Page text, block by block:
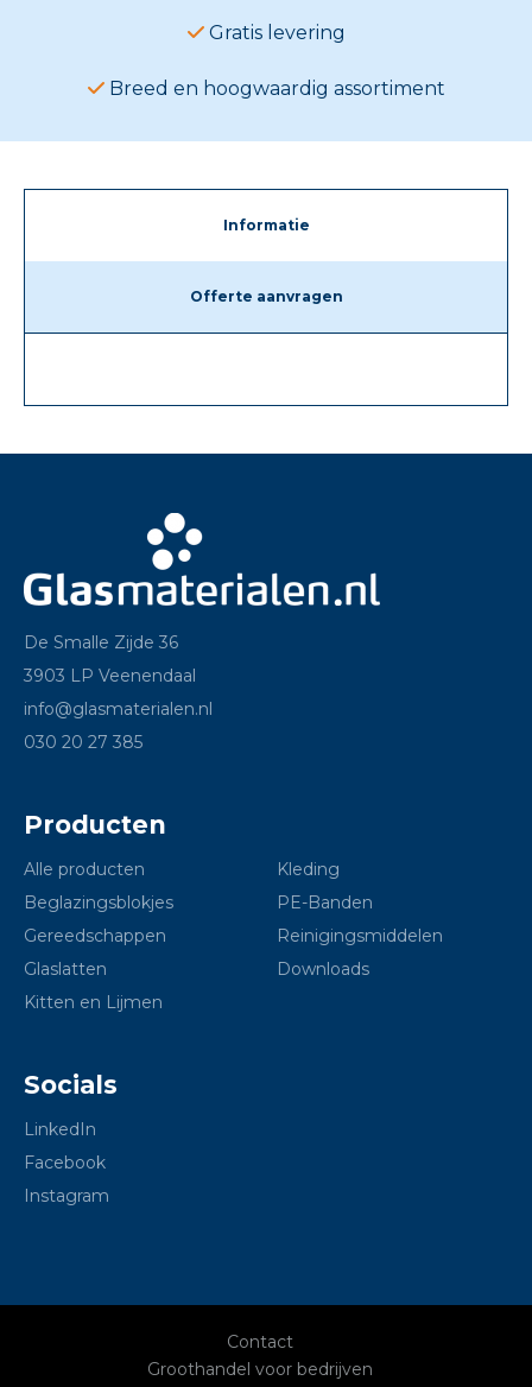
Gratis levering
Breed en hoogwaardig assortiment
Informatie
Offerte aanvragen
De Smalle Zijde 36
3903 LP Veenendaal
info@glasmaterialen.nl
030 20 27 385
Producten
Alle producten
Beglazingsblokjes
Gereedschappen
Glaslatten
Kitten en Lijmen
Kleding
PE-Banden
Reinigingsmiddelen
Downloads
Socials
LinkedIn
Facebook
Instagram
Contact
Groothandel voor bedrijven